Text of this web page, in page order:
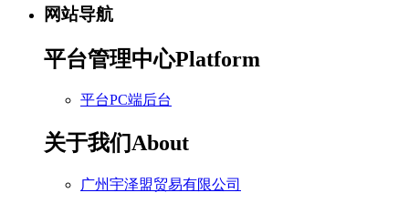
网站导航
平台管理中心Platform
平台PC端后台
关于我们About
广州宇泽盟贸易有限公司